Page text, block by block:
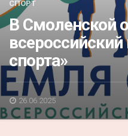
К 70-летию районного
Конкурс
Люди родного края
Национальные проекты
Память
СПОРТ
В Смоленской
спорта»
26.06.2025